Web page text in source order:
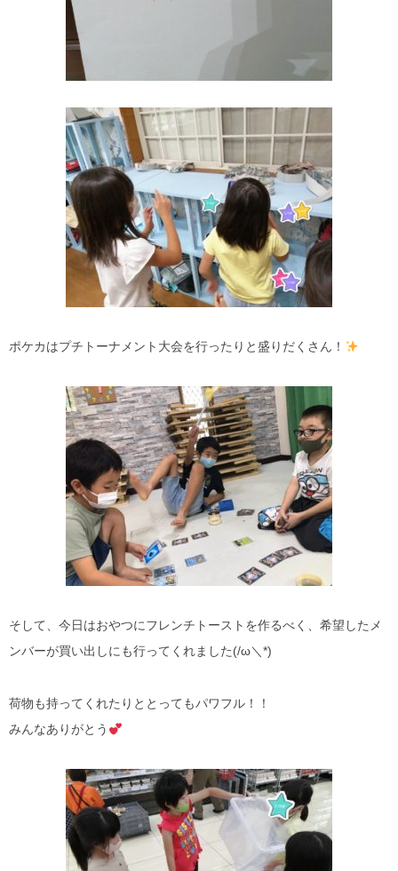
ポケカはプチトーナメント大会を行ったりと盛りだくさん！
そして、今日はおやつにフレンチトーストを作るべく、希望したメ
ンバーが買い出しにも行ってくれました(/ω＼*)
荷物も持ってくれたりととってもパワフル！！
みんなありがとう